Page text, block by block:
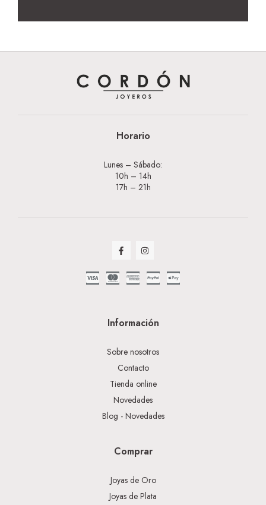
Horario
Lunes – Sábado:
10h – 14h
17h – 21h
Información
Sobre nosotros
Contacto
Tienda online
Novedades
Blog - Novedades
Comprar
Joyas de Oro
Joyas de Plata